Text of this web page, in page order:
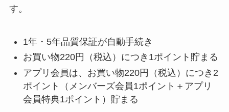
す。
1年・5年品質保証が自動手続き
お買い物220円（税込）につき1ポイント貯まる
アプリ会員は、お買い物220円（税込）につき2
ポイント（メンバーズ会員1ポイント＋アプリ
会員特典1ポイント）貯まる